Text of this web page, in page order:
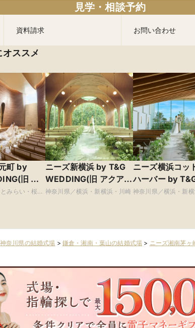
見学・相談予約
資料請求 お問い合わせ
ススメ
町 by
旧 山
)
みらい・桜木
ニーズ新横浜 by T&G
WEDDING(旧 アクアテ
ラス迎賓館 新横浜)
神奈川県／横浜・新横浜・川崎
ニーズ横浜コッ
ハーバー by
WEDDING(旧
神奈川県／横浜・新
神奈川県の結婚式場 > 鎌倉・湘南・葉山の結婚式場 > ニーズ湘南茅